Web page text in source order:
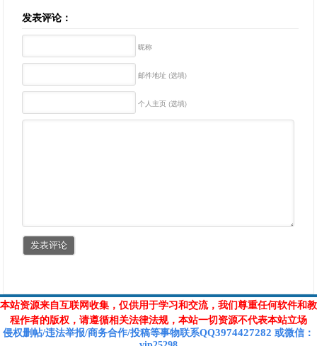
发表评论：
昵称
邮件地址 (选填)
个人主页 (选填)
本站资源来自互联网收集，仅供用于学习和交流，我们尊重任何软件和教
程作者的版权，请遵循相关法律法规，本站一切资源不代表本站立场
侵权删帖/违法举报/商务合作/投稿等事物联系QQ3974427282 或微信 ：